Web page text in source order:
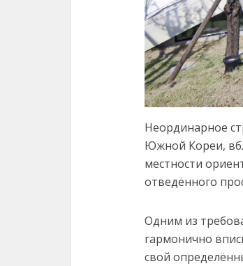
Неординарное
Южной Кореи,
местности
отведённого
Одним из
гармонично
свой